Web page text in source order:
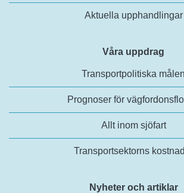
Aktuella upphandlingar
Våra uppdrag
Transportpolitiska målen
Prognoser för
Allt inom sjöfart
Transportsektorns
Nyheter och artiklar